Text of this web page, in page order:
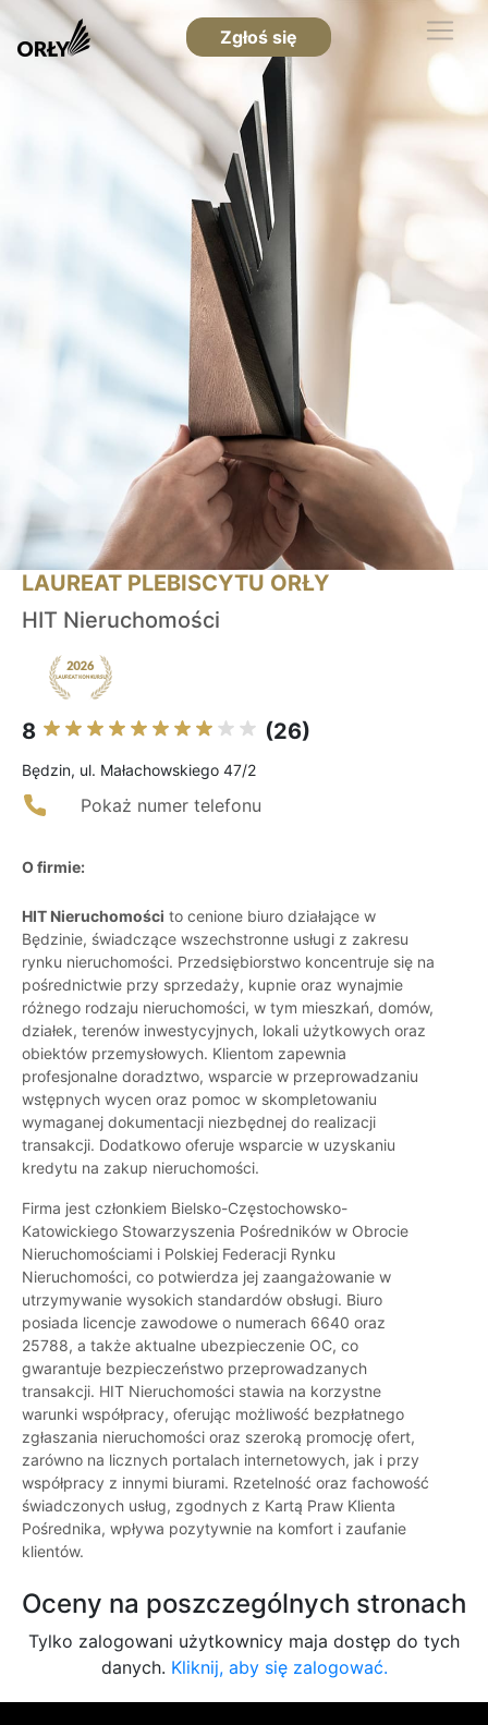
Zgłoś się
LAUREAT PLEBISCYTU ORŁY
HIT Nieruchomości
8 (26)
Będzin, ul. Małachowskiego 47/2
Pokaż numer telefonu
O firmie:
HIT Nieruchomości to cenione biuro działające w
Będzinie, świadczące wszechstronne usługi z zakresu
rynku nieruchomości. Przedsiębiorstwo koncentruje się na
pośrednictwie przy sprzedaży, kupnie oraz wynajmie
różnego rodzaju nieruchomości, w tym mieszkań, domów,
działek, terenów inwestycyjnych, lokali użytkowych oraz
obiektów przemysłowych. Klientom zapewnia
profesjonalne doradztwo, wsparcie w przeprowadzaniu
wstępnych wycen oraz pomoc w skompletowaniu
wymaganej dokumentacji niezbędnej do realizacji
transakcji. Dodatkowo oferuje wsparcie w uzyskaniu
kredytu na zakup nieruchomości.
Firma jest członkiem Bielsko-Częstochowsko-
Katowickiego Stowarzyszenia Pośredników w Obrocie
Nieruchomościami i Polskiej Federacji Rynku
Nieruchomości, co potwierdza jej zaangażowanie w
utrzymywanie wysokich standardów obsługi. Biuro
posiada licencje zawodowe o numerach 6640 oraz
25788, a także aktualne ubezpieczenie OC, co
gwarantuje bezpieczeństwo przeprowadzanych
transakcji. HIT Nieruchomości stawia na korzystne
warunki współpracy, oferując możliwość bezpłatnego
zgłaszania nieruchomości oraz szeroką promocję ofert,
zarówno na licznych portalach internetowych, jak i przy
współpracy z innymi biurami. Rzetelność oraz fachowość
świadczonych usług, zgodnych z Kartą Praw Klienta
Pośrednika, wpływa pozytywnie na komfort i zaufanie
klientów.
Oceny na poszczególnych stronach
Tylko zalogowani użytkownicy maja dostęp do tych
danych. Kliknij, aby się zalogować.